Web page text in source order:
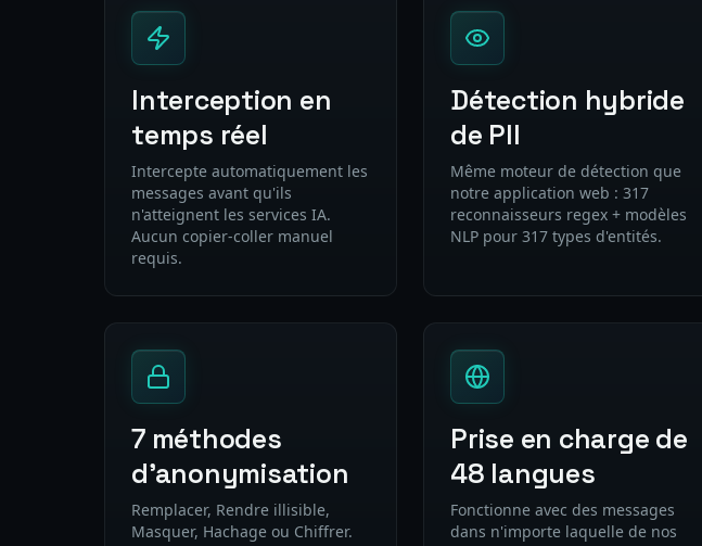
Interception en
temps réel
Intercepte automatiquement les
messages avant qu'ils
n'atteignent les services IA.
Aucun copier-coller manuel
requis.
Détection hybride
de PII
Même moteur de détection que
notre application web : 317
reconnaisseurs regex + modèles
NLP pour 317 types d'entités.
7 méthodes
d'anonymisation
Remplacer, Rendre illisible,
Masquer, Hachage ou Chiffrer.
Prise en charge de
48 langues
Fonctionne avec des messages
dans n'importe laquelle de nos